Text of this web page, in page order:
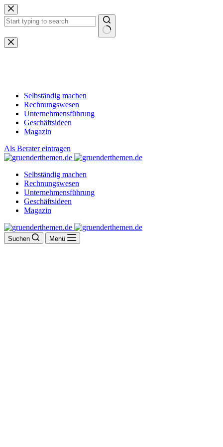
Zum
Inhalt
springen
Keine
Ergebnisse
Selbständig machen
Rechnungswesen
Unternehmensführung
Geschäftsideen
Magazin
Als Berater eintragen
Selbständig machen
Rechnungswesen
Unternehmensführung
Geschäftsideen
Magazin
Suchen Menü